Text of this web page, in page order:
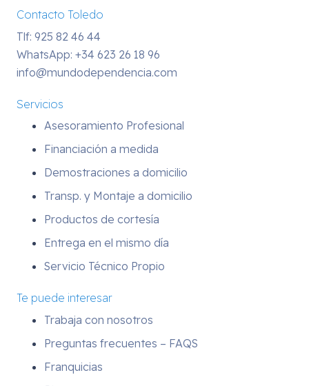
Contacto Toledo
Tlf: 925 82 46 44
WhatsApp: +34 623 26 18 96
info@mundodependencia.com
Servicios
Asesoramiento Profesional
Financiación a medida
Demostraciones a domicilio
Transp. y Montaje a domicilio
Productos de cortesía
Entrega en el mismo día
Servicio Técnico Propio
Te puede interesar
Trabaja con nosotros
Preguntas frecuentes – FAQS
Franquicias